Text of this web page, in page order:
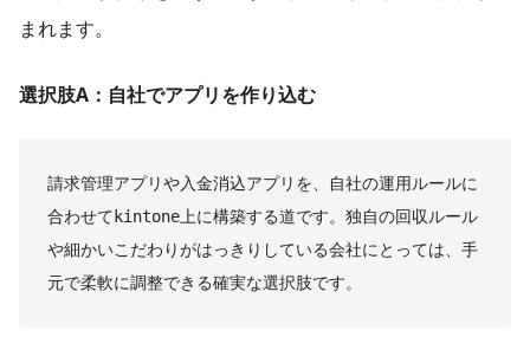
まれます。
選択肢A：自社でアプリを作り込む
請求管理アプリや入金消込アプリを、自社の運用ルールに
合わせてkintone上に構築する道です。独自の回収ルール
や細かいこだわりがはっきりしている会社にとっては、手
元で柔軟に調整できる確実な選択肢です。